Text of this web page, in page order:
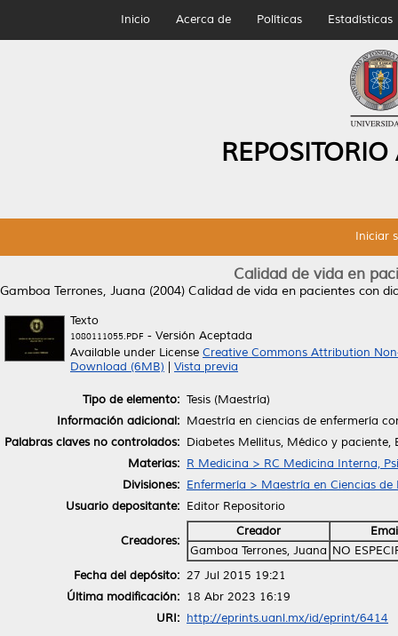
Inicio Acerca de Políticas Estadísticas
Iniciar
Calidad de vida en
Gamboa Terrones, Juana (2004) Calidad de vida en pacientes con
Texto
1080111055.PDF - Versión Aceptada
Available under License Creative Commons Attribution
Download (6MB)
Vista previa
Tipo de elemento: Tesis (Maestría)
Información adicional: Maestría en ciencias de enfermería
Palabras claves no controlados: Diabetes Mellitus, Médico y paciente,
Materias: R Medicina > RC Medicina Interna,
Divisiones: Enfermería > Maestría en Ciencias de
Usuario depositante: Editor Repositorio
Creadores:
Creador
Gamboa Terrones, Juana NO
Fecha del depósito: 27 Jul 2015 19:21
Última modificación: 18 Abr 2023 16:19
URI: http://eprints.uanl.mx/id/eprint/6414